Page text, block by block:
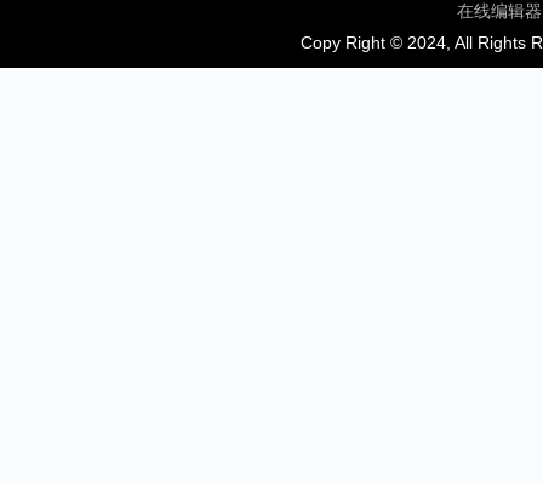
在线编辑器
Copy Right © 2024, All Rights